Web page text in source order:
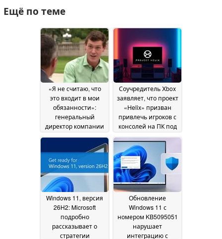
Ещё по теме
«Я не считаю, что
это входит в мои
обязанности»:
генеральный
директор компании
относительно
злоупотребления
возможностями
камер07 July 2026
Соучредитель Xbox
заявляет, что проект
«Helix» призван
привлечь игроков с
консолей на ПК под
Windows
Windows 11, версия
26H2: Microsoft
подробно
рассказывает о
стратегии
Обновление
Windows 11 с
номером KB5095051
нарушает
интеграцию с